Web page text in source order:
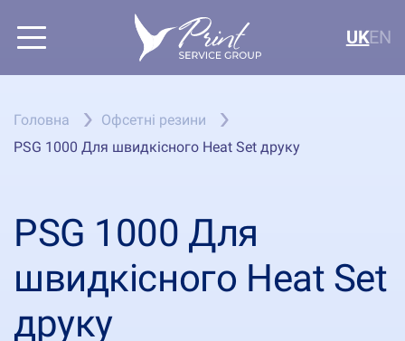
UKEN
Головна
Офсетні резини
PSG 1000 Для швидкісного Heat Set друку
PSG 1000 Для
швидкісного Heat Set
друку